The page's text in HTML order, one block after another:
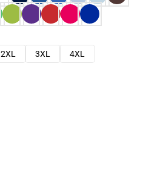
2XL 3XL
4XL